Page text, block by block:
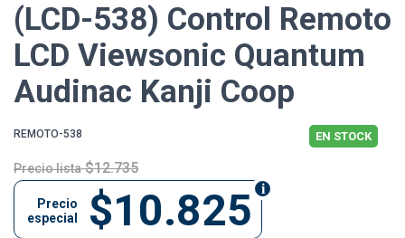
(LCD-538) Control Remoto
LCD Viewsonic Quantum
Audinac Kanji Coop
REMOTO-538 EN STOCK
Precio lista $12.735
$10.825
Precio
especial